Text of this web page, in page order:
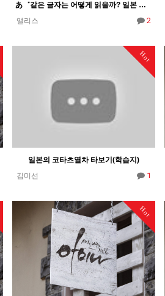
あ゛같은 글자는 어떻게 읽을까? 일본 성우가 가르쳐주는 탁음과 반탁음
앨리스
2
Hot
일본의 코타츠열차 타보기(학습지)
김미선
1
Hot